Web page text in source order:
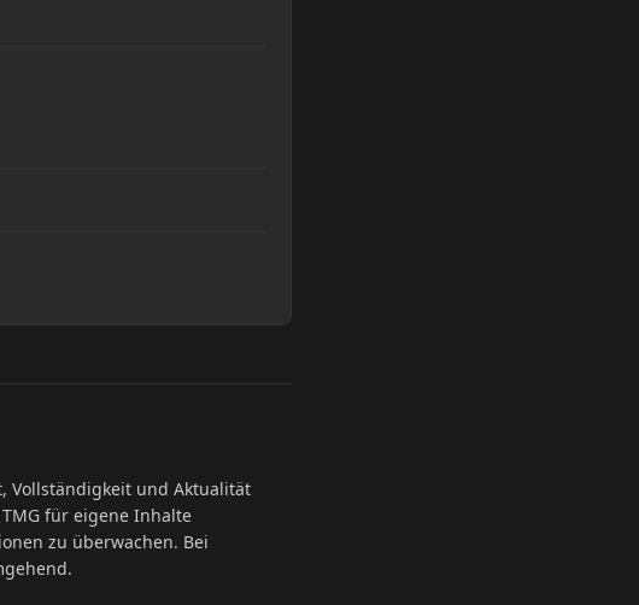
Vollständigkeit und Aktualität
für eigene Inhalte
zu überwachen. Bei